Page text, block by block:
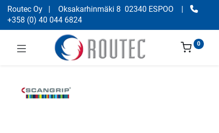
Routec Oy | Oksakarhinmäki 8 02340 ESPOO
|
+358 (0) 40 044 6824
0